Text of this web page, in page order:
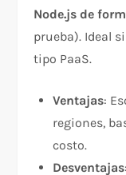
Node.js de
prueba). Ideal
tipo PaaS.
Ventajas:
regiones,
costo.
Desventajas